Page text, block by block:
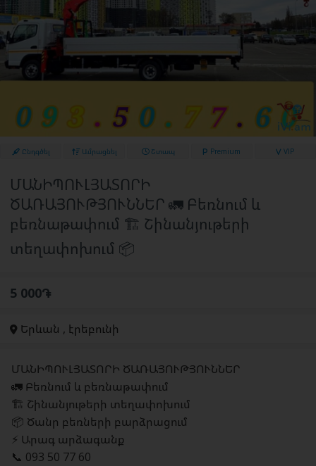
Ընդգծել Ամրացնել Շտապ Premium VIP
ՄԱՆԻՊՈՒԼՅԱՏՈՐԻ
ԾԱՌԱՅՈՒԹՅՈՒՆՆԵՐ 🚛 Բեռնում և
բեռնաթափում 🏗️ Շինանյութերի
տեղափոխում 📦
5 000֏
Երևան , էրեբունի
ՄԱՆԻՊՈՒԼՅԱՏՈՐԻ ԾԱՌԱՅՈՒԹՅՈՒՆՆԵՐ
🚛 Բեռնում և բեռնաթափում
🏗️ Շինանյութերի տեղափոխում
📦 Ծանր բեռների բարձրացում
⚡ Արագ արձագանք
📞 093 50 77 60